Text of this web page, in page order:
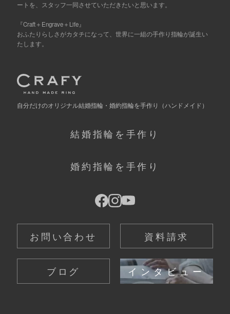
ートを、スタッフ一同させていただきたいと思います。
『Craft＋Engrave＋Life』
おふたりらしさがカタチになって、世界に一組の手作り指輪が誕生い
たします。
自分だけのオリジナル結婚指輪・婚約指輪を手作り （ハンドメイド）
結婚指輪を手作り
婚約指輪を手作り
お問い合わせ 資料請求
ブログ インタビュー